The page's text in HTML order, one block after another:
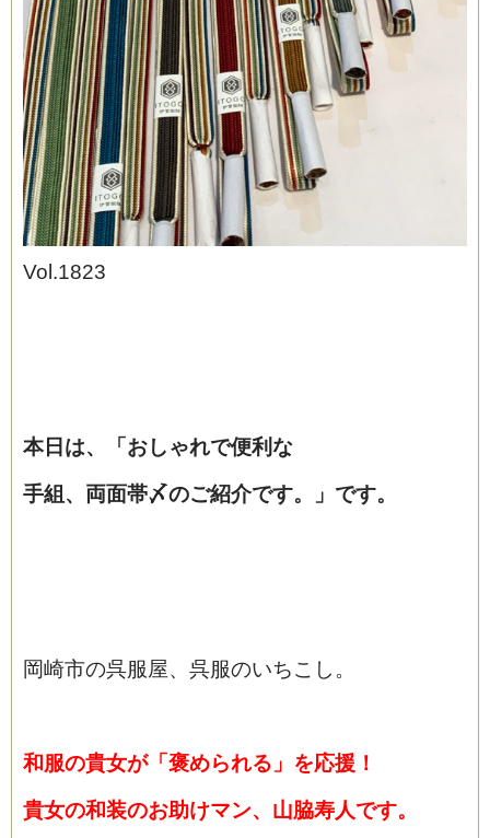
ブログ
Vol.1823
本日は、「おしゃれで便利な
手組、両面帯〆のご紹介です。 」です。
岡崎市の呉服屋、呉服のいちこし。
和 服の貴女が「褒められる」を応援！
貴女の和装のお助けマン、山脇寿人です。